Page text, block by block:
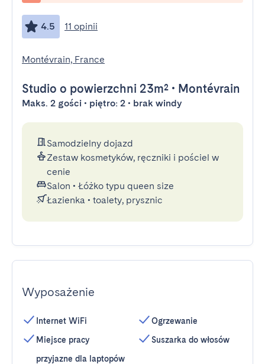
4.5 11 opinii
Montévrain, France
Studio o powierzchni 23m² • Montévrain
Maks. 2 gości • piętro: 2 • brak windy
Samodzielny dojazd
Zestaw kosmetyków, ręczniki i pościel w
cenie
Salon • Łóżko typu queen size
Łazienka • toalety, prysznic
Wyposażenie
Internet WiFi
Miejsce pracy
przyjazne dla laptopów
Ogrzewanie
Suszarka do włosów